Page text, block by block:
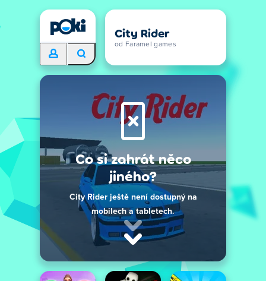
City Rider
od Faramel games
Co si zahrát něco
jiného?
City Rider ještě není dostupný na
mobilech a tabletech.